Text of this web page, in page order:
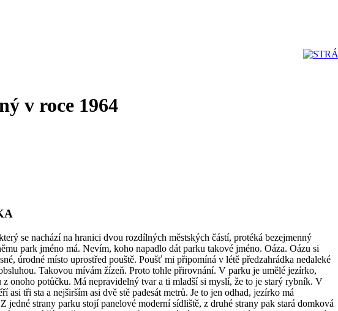
v roce 1964
se nachází na hranici dvou rozdílných městských částí, protéká bezejmenný
park jméno má. Nevím, koho napadlo dát parku takové jméno. Oáza. Oázu si
úrodné místo uprostřed pouště. Poušť mi připomíná v létě předzahrádka nedaleké
Takovou mívám žízeň. Proto tohle přirovnání. V parku je umělé jezírko,
z onoho potůčku. Má nepravidelný tvar a ti mladší si myslí, že to je starý rybník. V
asi tři sta a nejširším asi dvě stě padesát metrů. Je to jen odhad, jezírko má
jedné strany parku stojí panelové moderní sídliště, z druhé strany pak stará domková